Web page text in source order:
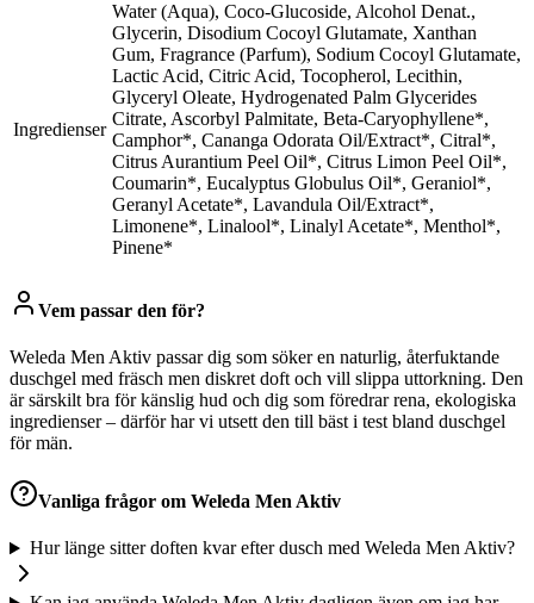
Ingredienser
Water (Aqua), Coco-Glucoside, Alcohol Denat.,
Glycerin, Disodium Cocoyl Glutamate, Xanthan
Gum, Fragrance (Parfum), Sodium Cocoyl Glutamate,
Lactic Acid, Citric Acid, Tocopherol, Lecithin,
Glyceryl Oleate, Hydrogenated Palm Glycerides
Citrate, Ascorbyl Palmitate, Beta-Caryophyllene*,
Camphor*, Cananga Odorata Oil/Extract*, Citral*,
Citrus Aurantium Peel Oil*, Citrus Limon Peel Oil*,
Coumarin*, Eucalyptus Globulus Oil*, Geraniol*,
Geranyl Acetate*, Lavandula Oil/Extract*,
Limonene*, Linalool*, Linalyl Acetate*, Menthol*,
Pinene*
Vem passar den för?
Weleda Men Aktiv passar dig som söker en naturlig, återfuktande
duschgel med fräsch men diskret doft och vill slippa uttorkning. Den
är särskilt bra för känslig hud och dig som föredrar rena, ekologiska
ingredienser – därför har vi utsett den till bäst i test bland duschgel
för män.
Vanliga frågor om Weleda Men Aktiv
Hur länge sitter doften kvar efter dusch med Weleda Men Aktiv?